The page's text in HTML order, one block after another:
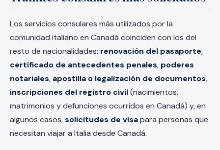
Los servicios consulares más utilizados por la
comunidad italiano en Canadá coinciden con los del
resto de nacionalidades: renovación del pasaporte,
certificado de antecedentes penales, poderes
notariales, apostilla o legalización de documentos,
inscripciones del registro civil(nacimientos,
matrimonios y defunciones ocurridos en Canadá) y, en
algunos casos,solicitudes de visapara personas que
necesitan viajar a Italia desde Canadá.